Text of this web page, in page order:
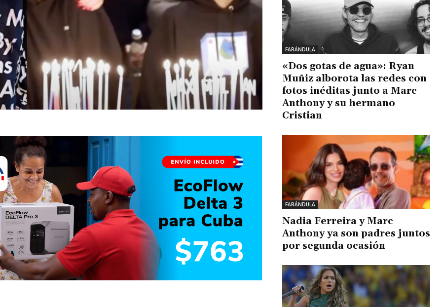
FARÁNDULA
«Dos gotas de agua»: Ryan
Muñiz alborota las redes con
fotos inéditas junto a Marc
Anthony y su hermano
Cristian
FARÁNDULA
Nadia Ferreira y Marc
Anthony ya son padres juntos
por segunda ocasión